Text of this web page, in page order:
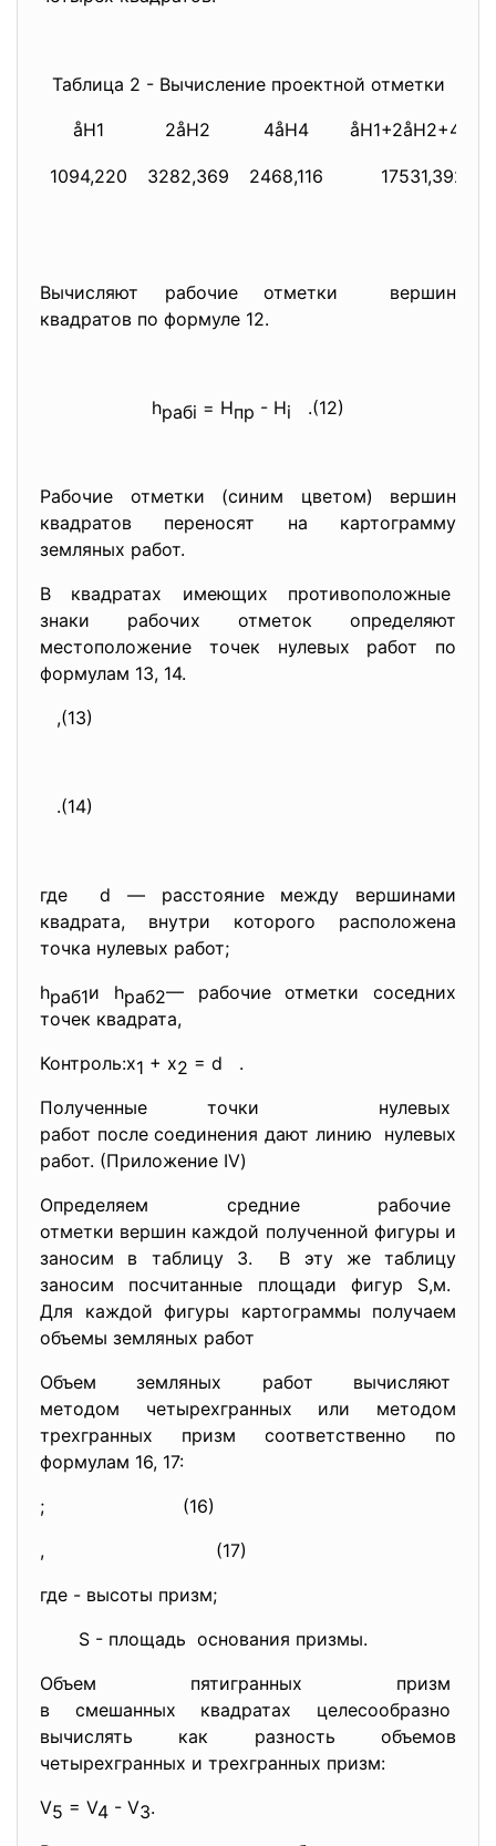
Таблица 2 - Вычисление проектной отметки
åН1 2åН2 4åН4 åН1+2åН2+4åН4
1094,220 3282,369 2468,116 17531,392
Вычисляют рабочие отметки вершин
квадратов по формуле 12.
hрабi = Нпр - Нi .(12)
Рабочие отметки (синим цветом) вершин
квадратов переносят на картограмму
земляных работ.
В квадратах имеющих противоположные
знаки рабочих отметок определяют
местоположение точек нулевых работ по
формулам 13, 14.
,(13)
.(14)
где d — расстояние между вершинами
квадрата, внутри которого расположена
точка нулевых работ;
hраб1и hраб2— рабочие отметки соседних
точек квадрата,
Контроль:x1 + х2 = d .
Полученные точки нулевых
работ после соединения дают линию нулевых
работ. (Приложение IV)
Определяем средние рабочие
отметки вершин каждой полученной фигуры и
заносим в таблицу 3. В эту же таблицу
заносим посчитанные площади фигур S,м.
Для каждой фигуры картограммы получаем
объемы земляных работ
Объем земляных работ вычисляют
методом четырехгранных или методом
трехгранных призм соответственно по
формулам 16, 17:
; (16)
,
(17)
где - высоты призм;
S - площадь основания призмы.
Объем пятигранных призм
в смешанных квадратах целесообразно
вычислять как разность объемов
четырехгранных и трехгранных призм:
V5 = V4 - V3.